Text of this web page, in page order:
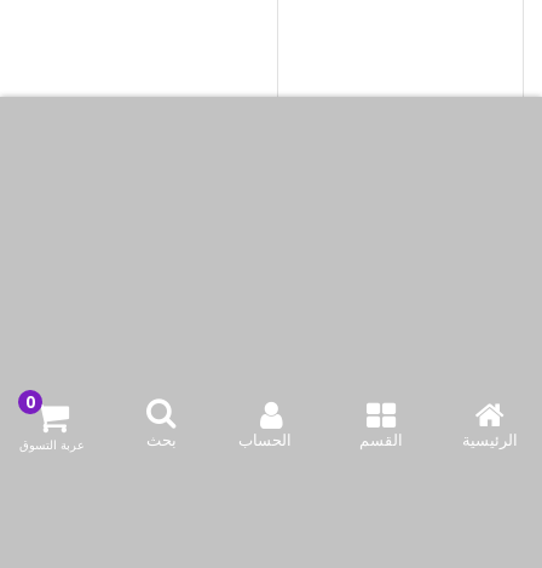
الرئيسية القسم الحساب بحث عربة التسوق